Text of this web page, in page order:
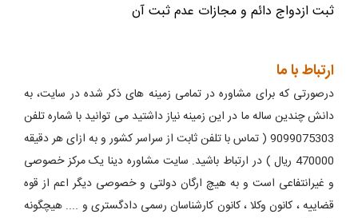
ثبت ازدواج دائم و مجازات عدم ثبت آن
ارتباط با ما
درصورتی که برای مشاوره در تمامی زمینه های ذکر شده در سایت، به
دانش چندین ساله ما در این زمینه نیاز داشتید می توانید با شماره تلفن
9099075303 ( تماس با تلفن ثابت از سراسر کشور و به ازای هر دقیقه
470000 ریال ) در ارتباط باشید. سایت مشاوره دینا یک مرکز خصوصی
و غیرانتفاعی است و به هیچ ارگان دولتی و خصوصی دیگر اعم از قوه
قضاییه ، کانون وکلا ، کانون کارشناسان رسمی دادگستری و .... هیچگونه